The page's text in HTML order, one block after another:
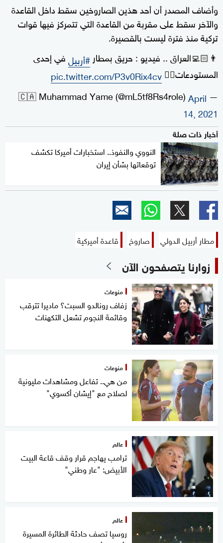
وأضاف المصدر أن أحد هذين الصاروخين سقط داخل القاعدة
والآخر سقط على مقربة من القاعدة التي تتمركز فيها قوات
تركية منذ فترة ليست بالقصيرة.
👨🏻‍💻العراق .. فيديو : حريق بمطار #أربيلفي إحدى
المستودعات👇🏻pic.twitter.com/P3v0Rix4cv
— 🇨🇦 Muhammad Yame (@mL5tf8Rs4role)
April
14, 2021
أخبار ذات صلة
النووي والنفوذ.. استخبارات أميركا تكشف
توقعاتها بشأن إيران
مطار أربيل الدولي صاروخ قاعدة أميركية
زوارنا يتصفحون الآن
منوعات
زفاف رونالدو السبت؟ ماديرا تترقب
وقائمة النجوم تشعل التكهنات
منوعات
من هي.. تفاعل ومشاهدات مليونية
لصلاح مع "إيشان أكسوي"
عالم
ترامب يهاجم قرار وقف قاعة البيت
الأبيض: "عار وطني"
عالم
روسيا تصف حادثة الطائرة المسيرة